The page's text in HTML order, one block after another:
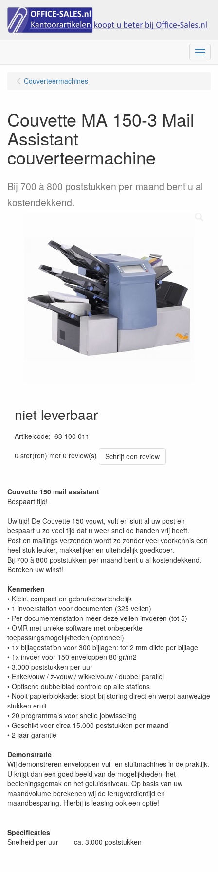
Menu
Couverteermachines
Couvette MA 150-3 Mail
Assistant
couverteermachine
Bij 700 à 800 poststukken per maand bent u al
kostendekkend.
niet leverbaar
Artikelcode: 63 100 011
0 ster(ren) met 0 review(s)
Schrijf een review
Couvette 150 mail assistant
Bespaart tijd!
Uw tijd! De Couvette 150 vouwt, vult en sluit al uw post en
bespaart u zo veel tijd dat u weer snel de handen vrij heeft.
Post en mailings verzenden wordt zo zonder veel voorkennis een
heel stuk leuker, makkelijker en uiteindelijk goedkoper.
Bij 700 à 800 poststukken per maand bent u al kostendekkend.
Bereken uw winst!
Kenmerken
• Klein, compact en gebruikersvriendelijk
• 1 invoerstation voor documenten (325 vellen)
• Per documentenstation meer deze vellen invoeren (tot 5)
• OMR met unieke software met onbeperkte
toepassingsmogelijkheden (optioneel)
• 1x bijlagestation voor 300 bijlagen: tot 2 mm dikte per bijlage
• 1x invoer voor 150 enveloppen 80 gr/m2
• 3.000 poststukken per uur
• Enkelvouw / z-vouw / wikkelvouw / dubbel parallel
• Optische dubbelblad controle op alle stations
• Nooit papierblokkade: stopt bij storing direct en werpt aanwezige
stukken eruit
• 20 programma’s voor snelle jobwisseling
• Geschikt voor circa 15.000 poststukken per maand
• 2 jaar garantie
Demonstratie
Wij demonstreren enveloppen vul- en sluitmachines in de praktijk.
U krijgt dan een goed beeld van de mogelijkheden, het
bedieningsgemak en het geluidsniveau. Op basis van uw
maandvolume berekenen wij de terugverdientijd en
maandbesparing. Hierbij is leasing ook een optie!
Specificaties
Snelheid per uur ca. 3.000 poststukken